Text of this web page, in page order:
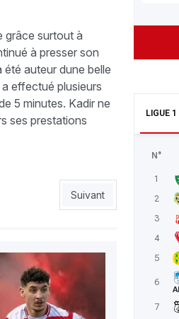
LIGUE 1
N°
1
2
3
4
5
6
7
grâce surtout à
à presser son
auteur dune belle
a effectué plusieurs
5 minutes. Kadir ne
ses prestations
Article suivant : EN :
Suivant